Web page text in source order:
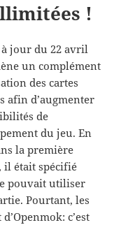
!
à jour du 22 avril
un complément
des cartes
afin d’augmenter
de
du jeu. En
la première
il était spécifié
pouvait utiliser
Pourtant, les
c’est